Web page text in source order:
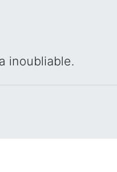
inoubliable.